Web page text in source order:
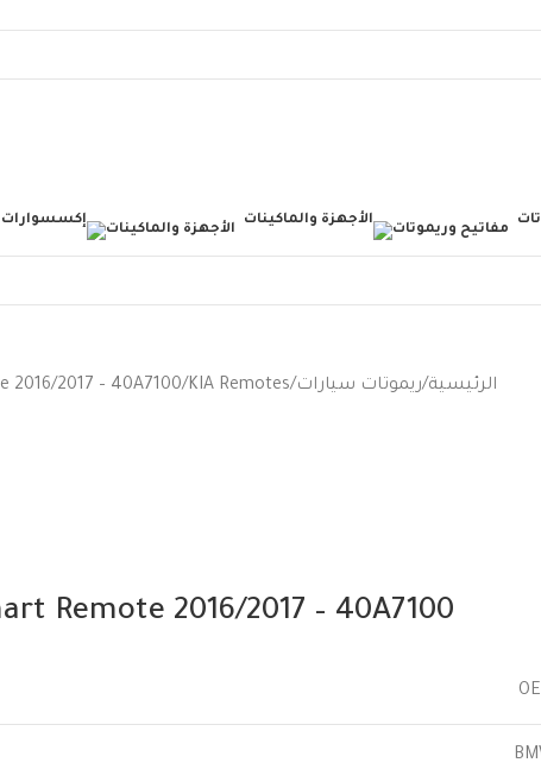
مفاتيح وريموتات الأجهزة والماكينات
الرئيسية ريموتات سيارات KIA Remotes
2016/2017 – 40A7100
Remote 2016/2017 – 40A7100